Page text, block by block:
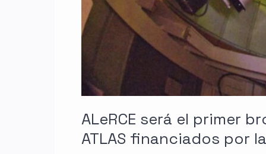
ALeRCE será el primer
ATLAS financiados por la
NASA